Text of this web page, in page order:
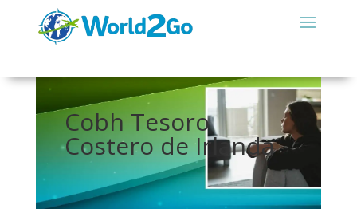
Cobh Tesoro
Costero de Irlanda